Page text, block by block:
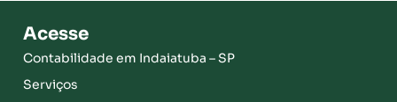
Acesse
Contabilidade em Indaiatuba – SP
Serviços